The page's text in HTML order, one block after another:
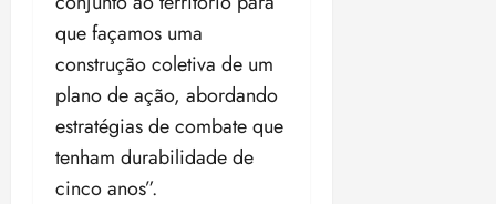
que façamos uma
construção coletiva de um
plano de ação, abordando
estratégias de combate que
tenham durabilidade de
cinco anos”.